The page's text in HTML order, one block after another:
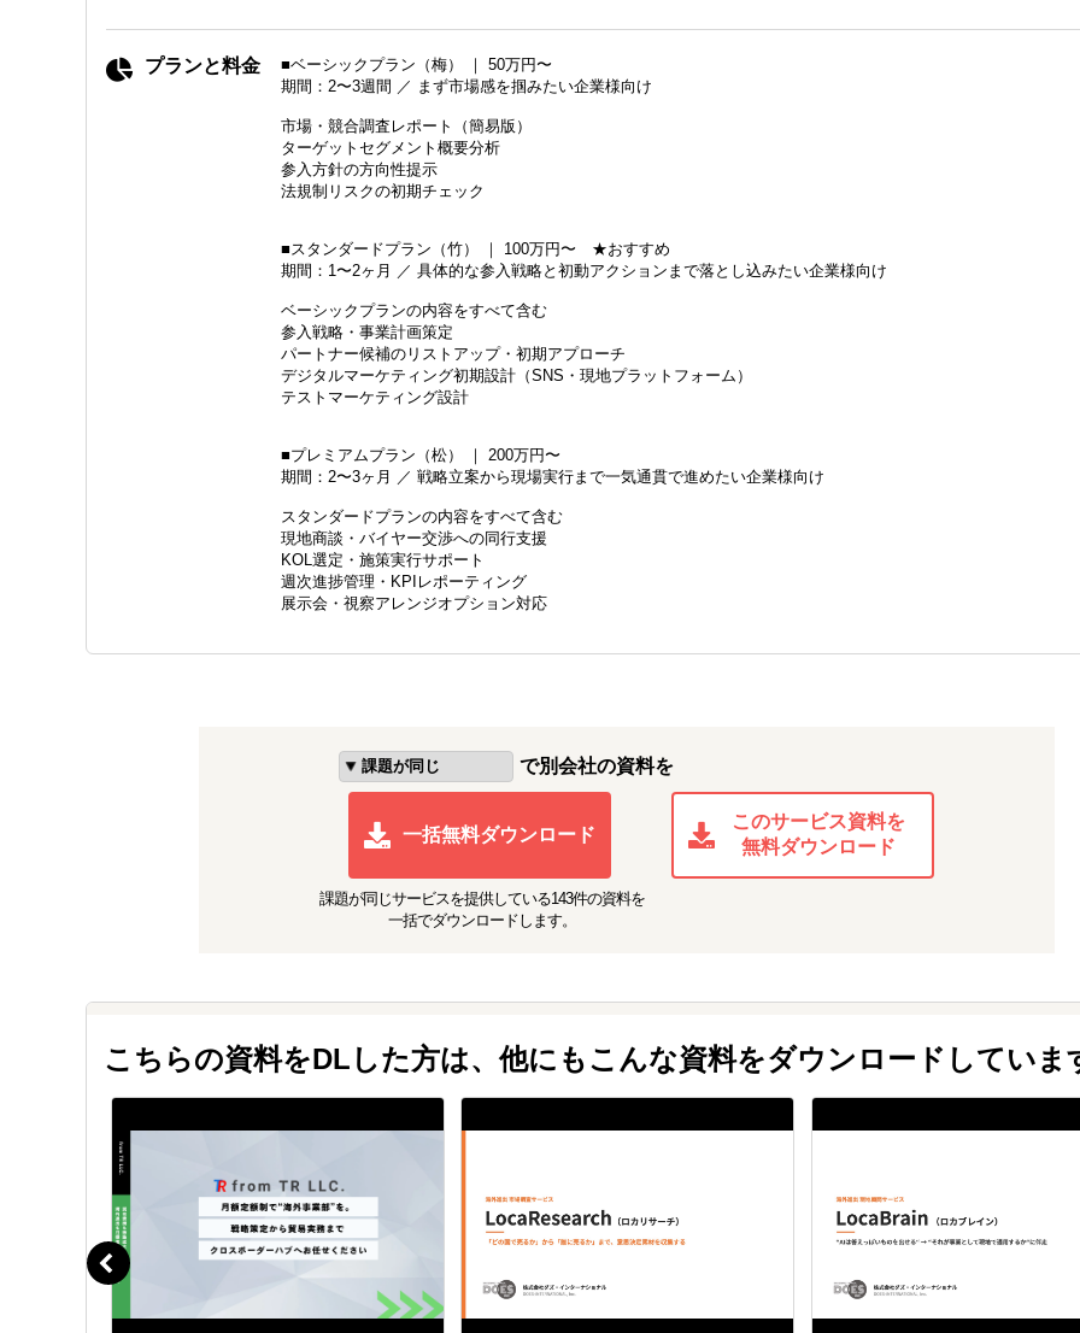
プランと料金
■ベーシックプラン（梅） ｜ 50万円〜
期間：2〜3週間 ／ まず市場感を掴みたい企業様向け
市場・競合調査レポート（簡易版）
ターゲットセグメント概要分析
参入方針の方向性提示
法規制リスクの初期チェック
■スタンダードプラン（竹） ｜ 100万円〜 ★おすすめ
期間：1〜2ヶ月 ／ 具体的な参入戦略と初動アクションまで落とし込みたい企業様向け
ベーシックプランの内容をすべて含む
参入戦略・事業計画策定
パートナー候補のリストアップ・初期アプローチ
デジタルマーケティング初期設計（SNS・現地プラットフォーム）
テストマーケティング設計
■プレミアムプラン（松） ｜ 200万円〜
期間：2〜3ヶ月 ／ 戦略立案から現場実行まで一気通貫で進めたい企業様向け
スタンダードプランの内容をすべて含む
現地商談・バイヤー交渉への同行支援
KOL選定・施策実行サポート
週次進捗管理・KPIレポーティング
展示会・視察アレンジオプション対応
で別会社の資料を
一括無料ダウンロード
このサービス資料を
無料ダウンロード
課題が同じサービスを提供している143件の資料を
一括でダウンロードします。
こちらの資料をDLした方は、他にもこんな資料をダウンロードしていま